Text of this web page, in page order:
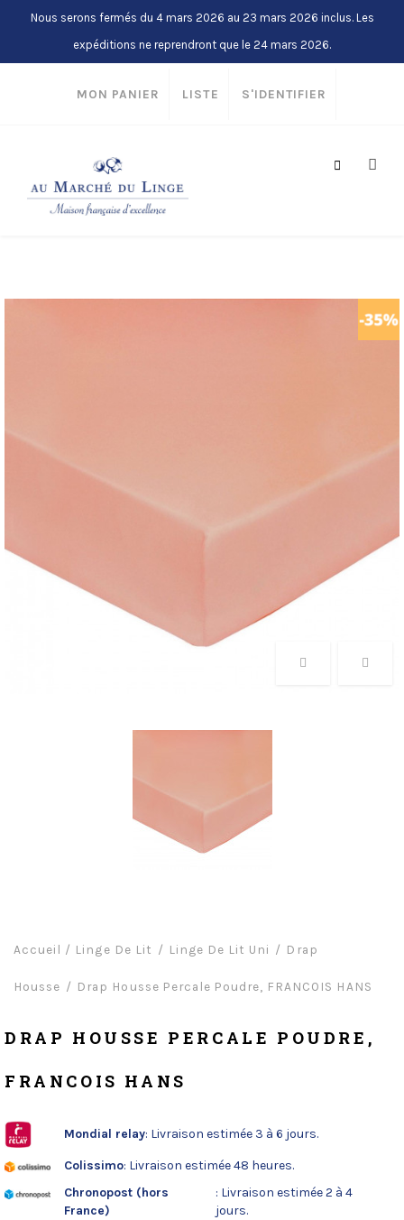
Nous serons fermés du 4 mars 2026 au 23 mars 2026 inclus. Les
expéditions ne reprendront que le 24 mars 2026.
MON PANIER LISTE S'IDENTIFIER
Accueil / Linge De Lit Linge De Lit Uni Drap
Housse Drap Housse Percale Poudre, FRANCOIS HANS
DRAP HOUSSE PERCALE POUDRE,
FRANCOIS HANS
Mondial relay: Livraison estimée 3 à 6 jours.
Colissimo: Livraison estimée 48 heures.
Chronopost (hors
France)
: Livraison estimée 2 à 4
jours.